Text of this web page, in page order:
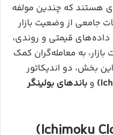
هستند که چندین مولفه
جامعی از وضعیت بازار
داده‌های قیمتی و روندی،
به معامله‌گران کمک
بخش، دو اندیکاتور
و باندهای بولینگر